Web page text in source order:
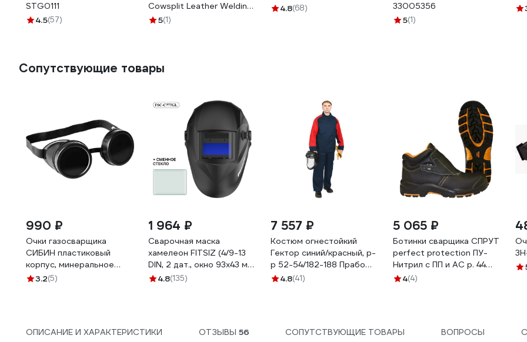
STG0111
4.5(57)
Cowsplit Leather Welding
Gloves р.11 (XXL) 12/60
5(1)
4.8(68)
33005356
5(1)
Сопутствующие товары
990 ₽
Очки газосварщика
СИБИН пластиковый
корпус, минеральное
стекло 1106
3.2(5)
1 964 ₽
Сварочная маска
хамелеон FITSIZ (4/9-13
DIN, 2 дат., окно 93x43 мм)
+ сменное стекло FSC-
4.8(135)
7 557 ₽
Костюм огнестойкий
Гектор синий/красный, р-
р 52-54/182-188 Прабо
23293
4.8(41)
5 065 ₽
Ботинки сварщика СПРУТ
perfect protection ПУ-
Нитрил с ПП и АС р. 44
120329
4(4)
ОПИСАНИЕ И ХАРАКТЕРИСТИКИ ОТЗЫВЫ 56 СОПУТСТВУЮЩИЕ ТОВАРЫ ВОПРОСЫ